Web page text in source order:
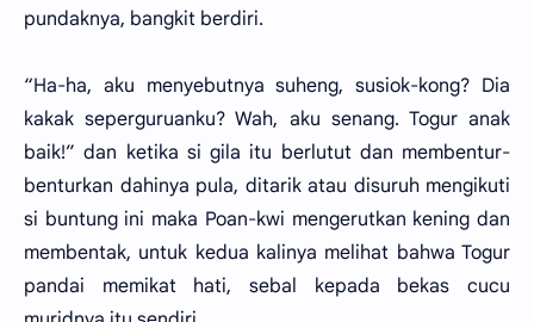
pundaknya, bangkit berdiri.
“Ha-ha, aku menyebutnya suheng, susiok-kong? Dia
kakak seperguruanku? Wah, aku senang. Togur anak
baik!” dan ketika si gila itu berlutut dan membentur-
benturkan dahinya pula, ditarik atau disuruh mengikuti
si buntung ini maka Poan-kwi mengerutkan kening dan
membentak, untuk kedua kalinya melihat bahwa Togur
pandai memikat hati, sebal kepada bekas cucu